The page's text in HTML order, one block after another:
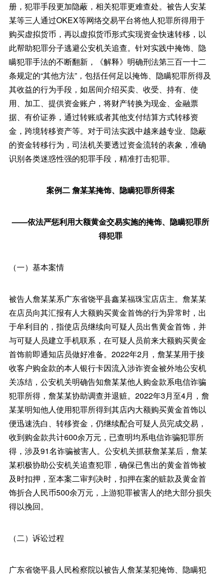
册，犯罪手段更加隐蔽，相关犯罪更难查处。被告人安某
某等三人通过OKEX等网络交易平台将他人犯罪所得用于
购买虚拟货币，再以虚拟货币形式实现资金快速转移，以
此帮助犯罪分子逃避公安机关追查。针对实践中掩饰、隐
瞒犯罪手法的不断翻新，《解释》明确刑法第三百一十二
条规定的“其他方法”，包括任何足以掩饰、隐瞒犯罪所得及
其收益的行为手段，如居间介绍买卖、收受、持有、使
用、加工、提供资金账户，将财产转换为现金、金融票
据、有价证券，通过转账或者其他支付结算方式转移资
金，跨境转移资产等。对于司法实践中越来越专业、隐蔽
的资金转移行为，司法机关要透过资金流转的表象，准确
识别各类迷惑性强的犯罪手段，精准打击犯罪。
案例二 詹某某掩饰、隐瞒犯罪所得案
——依法严惩利用大额黄金交易实施的掩饰、隐瞒犯罪所
得犯罪
（一）基本案情
被告人詹某某系广东省饶平县鑫某福珠宝店店主。詹某某
在店员向其汇报有人大额购买黄金首饰的行为异常时，出
于牟利目的，指使店员继续向可疑人员出售黄金首饰，并
与可疑人员建立手机联系，在可疑人员前来大额购买黄金
首饰前即通知店员做好准备。2022年2月，詹某某用于接
收客户购金款的本人银行卡因流入涉诈资金被外地公安机
关冻结，公安机关明确告知詹某某他人购金款系电信诈骗
犯罪所得，詹某某协助调查并退赃。2022年3月至4月，詹
某某明知他人使用犯罪所得到其店内大额购买黄金首饰以
便迅速洗白、转移资金，仍继续配合可疑人员完成交易，
收到购金款共计600余万元，已查明均系电信诈骗犯罪所
得，涉及91名诈骗被害人。公安机关抓获詹某某后，詹某
某积极协助公安机关追查犯罪，确保已售出的黄金首饰被
及时扣押，至本案二审判决时，扣押在案的赃款及黄金首
饰折合人民币500余万元，上游犯罪被害人的绝大部分损失
得以挽回。
（二）诉讼过程
广东省饶平县人民检察院以被告人詹某某犯掩饰、隐瞒犯